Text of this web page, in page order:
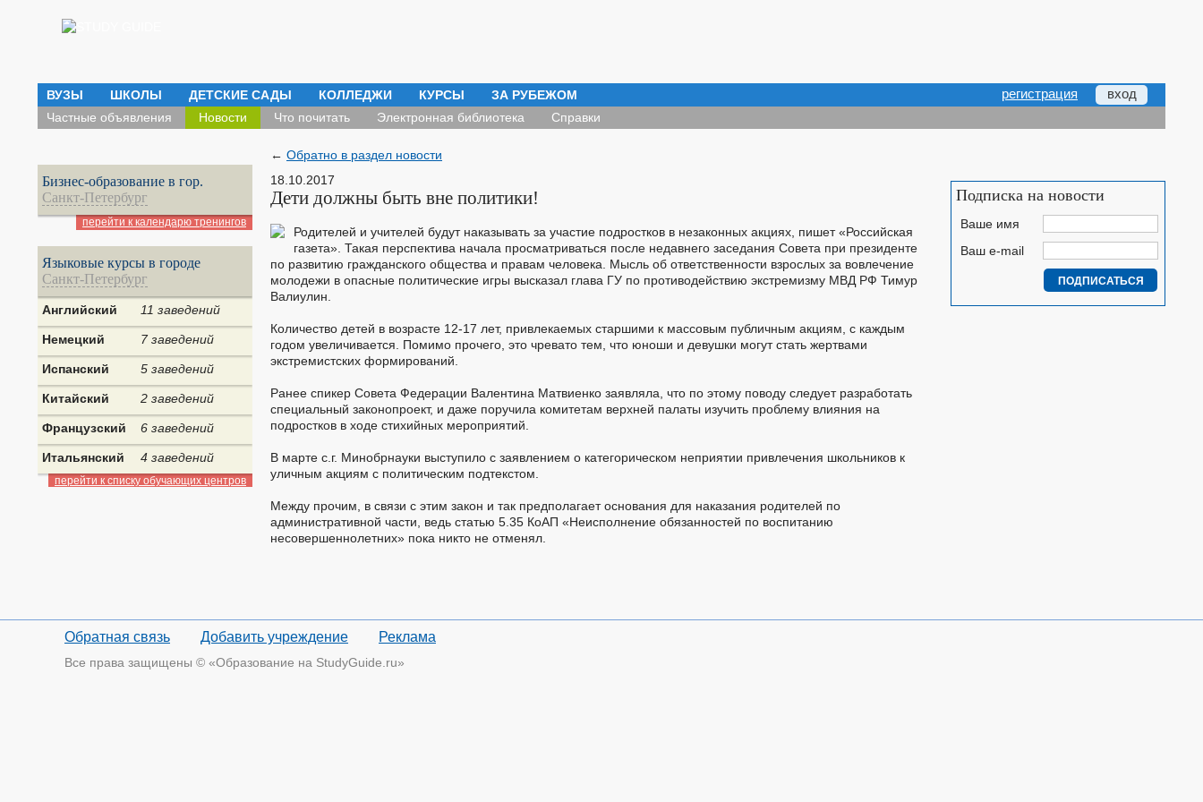
ВУЗЫ ШКОЛЫ ДЕТСКИЕ САДЫ КОЛЛЕДЖИ КУРСЫ ЗА РУБЕЖОМ регистрация вход
Частные объявления Новости Что почитать Электронная библиотека Справки
← Обратно в раздел новости
18.10.2017
Дети должны быть вне политики!
Родителей и учителей будут наказывать за участие подростков в незаконных акциях, пишет «Российская
газета». Такая перспектива начала просматриваться после недавнего заседания Совета при президенте
по развитию гражданского общества и правам человека. Мысль об ответственности взрослых за вовлечение
молодежи в опасные политические игры высказал глава ГУ по противодействию экстремизму МВД РФ Тимур
Валиулин.
Количество детей в возрасте 12-17 лет, привлекаемых старшими к массовым публичным акциям, с каждым
годом увеличивается. Помимо прочего, это чревато тем, что юноши и девушки могут стать жертвами
экстремистских формирований.
Ранее спикер Совета Федерации Валентина Матвиенко заявляла, что по этому поводу следует разработать
специальный законопроект, и даже поручила комитетам верхней палаты изучить проблему влияния на
подростков в ходе стихийных мероприятий.
В марте с.г. Минобрнауки выступило с заявлением о категорическом неприятии привлечения школьников к
уличным акциям с политическим подтекстом.
Между прочим, в связи с этим закон и так предполагает основания для наказания родителей по
административной части, ведь статью 5.35 КоАП «Неисполнение обязанностей по воспитанию
несовершеннолетних» пока никто не отменял.
Бизнес-образование в гор.
Санкт-Петербург
перейти к календарю тренингов
Языковые курсы в городе
Санкт-Петербург
Английский 11 заведений
Немецкий 7 заведений
Испанский 5 заведений
Китайский 2 заведений
Французский 6 заведений
Итальянский 4 заведений
перейти к списку обучающих центров
Подписка на новости
Ваше имя
Ваш e-mail
Обратная связь Добавить учреждение Реклама
Все права защищены © «Образование на StudyGuide.ru»